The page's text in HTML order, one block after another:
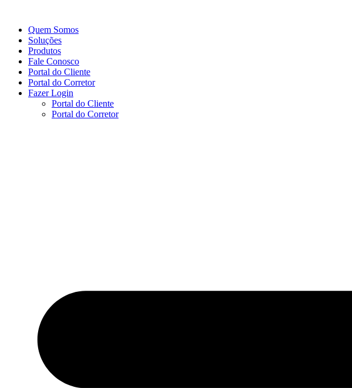
conteúdo
Quem Somos
Soluções
Produtos
Fale Conosco
Portal do Cliente
Portal do Corretor
Fazer Login
Portal do Cliente
Portal do Corretor